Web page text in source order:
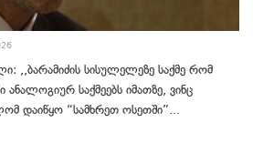
,,ბარამიძის სისულელეზე საქმე რომ
საქმეებს იმათზე, ვინც
დაიწყო “სამხრეთ ოსეთში”...